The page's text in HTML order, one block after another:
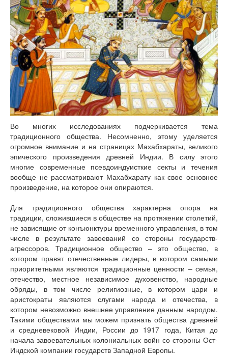
Во многих исследованиях подчеркивается тема
традиционного общества. Несомненно, этому уделяется
огромное внимание и на страницах Махабхараты, великого
эпического произведения древней Индии. В силу этого
многие современные псевдоиндуисткие секты и течения
вообще не рассматривают Махабхарату как свое основное
произведение, на которое они опираются.
Для традиционного общества характерна опора на
традиции, сложившиеся в обществе на протяжении столетий,
не зависящие от конъюнктуры временного управления, в том
числе в результате завоеваний со стороны государств-
агрессоров. Традиционное общество – это общество, в
котором правят отечественные лидеры, в котором самыми
приоритетными являются традиционные ценности – семья,
отечество, местное независимое духовенство, народные
обряды, в том числе религиозные, в котором цари и
аристократы являются слугами народа и отечества, в
котором невозможно внешнее управление данным народом.
Такими обществами мы можем признать общества древней
и средневековой Индии, России до 1917 года, Китая до
начала завоевательных колониальных войн со стороны Ост-
Индской компании государств Западной Европы.